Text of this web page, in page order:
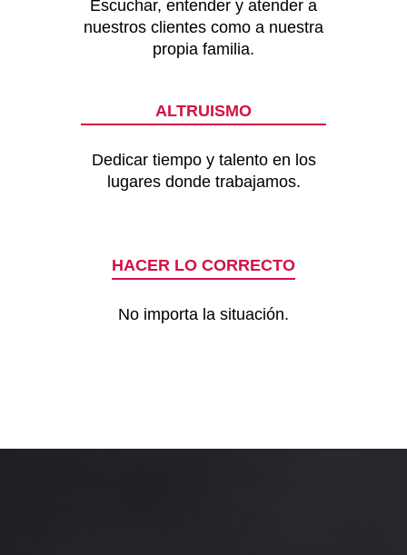
Escuchar, entender y atender a
nuestros clientes como a nuestra
propia familia.
ALTRUISMO
Dedicar tiempo y talento en los
lugares donde trabajamos.
HACER LO CORRECTO
No importa la situación.